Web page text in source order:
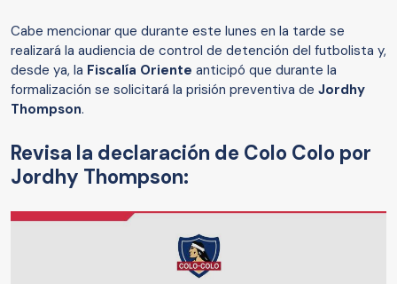
Cabe mencionar que durante este lunes en la tarde se
realizará la audiencia de control de detención del futbolista y,
desde ya, la Fiscalía Oriente anticipó que durante la
formalización se solicitará la prisión preventiva de Jordhy
Thompson.
Revisa la declaración de Colo Colo por
Jordhy Thompson: